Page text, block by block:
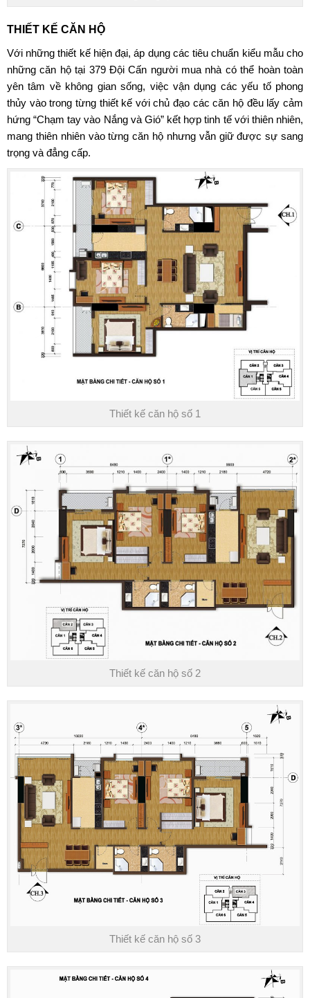
THIẾT KẾ CĂN HỘ
Với những thiết kế hiện đại, áp dụng các tiêu chuẩn kiểu mẫu cho
những căn hộ tại 379 Đội Cấn người mua nhà có thể hoàn toàn
yên tâm về không gian sống, việc vận dụng các yếu tố phong
thủy vào trong từng thiết kế với chủ đạo các căn hộ đều lấy cảm
hứng “Chạm tay vào Nắng và Gió” kết hợp tinh tế với thiên nhiên,
mang thiên nhiên vào từng căn hộ nhưng vẫn giữ được sự sang
trọng và đẳng cấp.
Thiết kế căn hộ số 1
Thiết kế căn hộ số 2
Thiết kế căn hộ số 3